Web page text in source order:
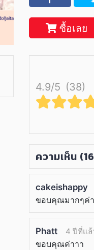
ซื้อเลย
4.9/5 (38)
ความเห็น
cakeishappy
ขอบคุณมากๆ
Phatt 4 ปีที่แล้
ขอบคุณค่าาา